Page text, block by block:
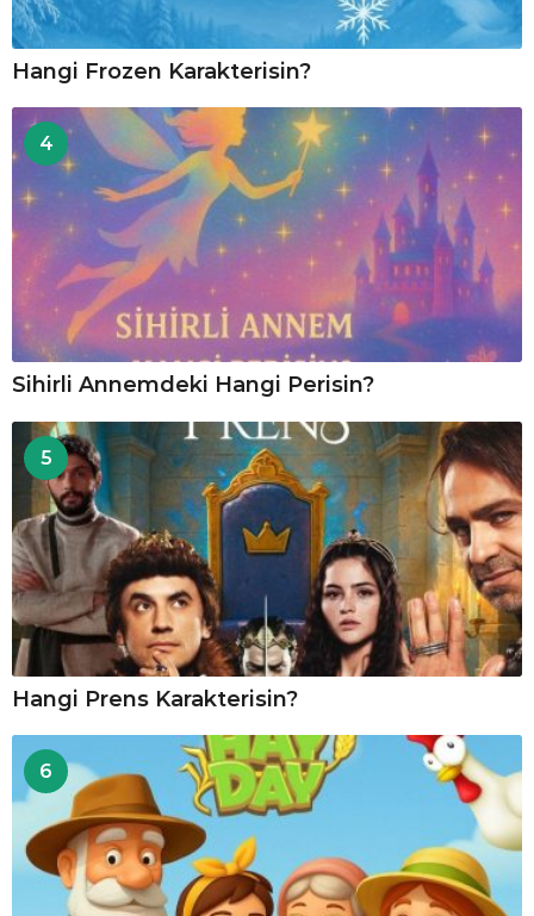
Hangi Frozen Karakterisin?
4
Sihirli Annemdeki Hangi Perisin?
5
Hangi Prens Karakterisin?
6